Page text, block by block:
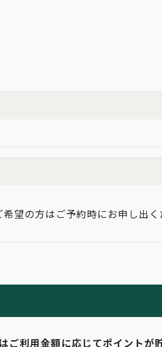
望の方はご予約時にお申し出
利用金額に応じてポイントが